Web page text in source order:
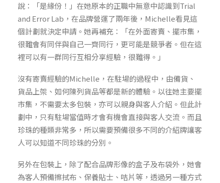
說：「是緣份！」在她原本的正職中無意中認識到Trial
and Error Lab，在品牌營運了兩年後，Michelle看見這
個計劃就決定申請。她再補充：「在外面寄賣、擺市集，
很難會有同伴與自己一齊同行，更可能是競爭者。但在這
裡可以有一群同行互相分享經驗，很難得。」
沒有寄賣經驗的Michelle，在駐場的過程中，由備貨、
貨品上架、如何陳列貨品等都是新的體驗。以往她主要擺
市集，不需要太多包裝，亦可以親身與客人介紹。但此計
劃中，只有駐場當值時才會有機會直接與客人交流。而且
珍珠的種類非常多，所以需要預備很多不同的介紹牌讓客
人可以知道不同珍珠的分別。
另外在包裝上，除了配合品牌形像的盒子及布袋外，她會
為客人預備擦拭布、保養貼士、咭片等，透過另一種方式